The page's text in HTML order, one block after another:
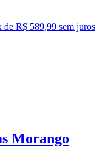
de R$ 589,99 sem juros
Morango